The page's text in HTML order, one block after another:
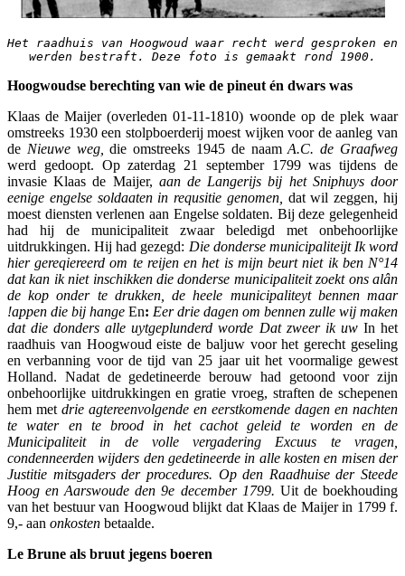
Het raadhuis van Hoogwoud waar recht werd gesproken
werden bestraft. Deze foto is gemaakt rond 1900.
Hoogwoudse berechting van wie de pineut én dwars was
Klaas de Maijer (overleden 01-11-1810) woonde op de plek waar
omstreeks 1930 een stolpboerderij moest wijken voor de aanleg van
de Nieuwe weg,die omstreeks 1945 de naamA.C. de Graafweg
werd gedoopt. Op zaterdag 21 september 1799 was tijdens de
invasie Klaas de Maijer, aan de Langerijs bij het Sniphuys door
eenige engelse soldaaten in requsitie genomen, dat wil zeggen, hij
moest diensten verlenen aan Engelse soldaten. Bij deze gelegenheid
had hij de municipaliteit zwaar beledigd met onbehoorlijke
uitdrukkingen. Hij had gezegd: Die donderse municipaliteijt Ik word
hier gereqiereerd om te reijen en het is mijn beurt niet ik ben N°14
dat kan ik niet inschikken die donderse municipaliteit zoekt ons alân
de kop onder te drukken, de heele municipaliteyt bennen maar
!appen die bij hange En: Eer drie dagen om bennen zulle wij maken
dat diedonders alle uytgeplunderd worde Dat zweer ik uw In het
raadhuis van Hoogwoud eiste de baljuw voor het gerecht geseling
en verbanning voor de tijd van 25 jaar uit het voormalige gewest
Holland. Nadat de gedetineerde berouw had getoond voor zijn
onbehoorlijke uitdrukkingen en gratie vroeg, straften de schepenen
hem met drie agtereenvolgende en eerstkomende dagen en nachten
te water en te brood in het cachot geleid te worden en de
Municipaliteit in de volle vergadering Excuus te vragen,
condenneerden wijders den gedetineerde in alle kosten en misen der
Justitie mitsgaders der procedures. Op den Raadhuise der Steede
Hoog en Aarswoude den 9e december 1799. Uit de boekhouding
van het bestuur van Hoogwoud blijkt dat Klaas de Maijer in 1799 f.
9,- aan onkosten betaalde.
Le Brune als bruut jegens boeren